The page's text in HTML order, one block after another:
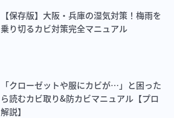
【保存版】大阪・兵庫の湿気対策！梅雨を
乗り切るカビ対策完全マニュアル
「クローゼットや服にカビが…」と困った
ら読むカビ取り&防カビマニュアル【プロ
解説】